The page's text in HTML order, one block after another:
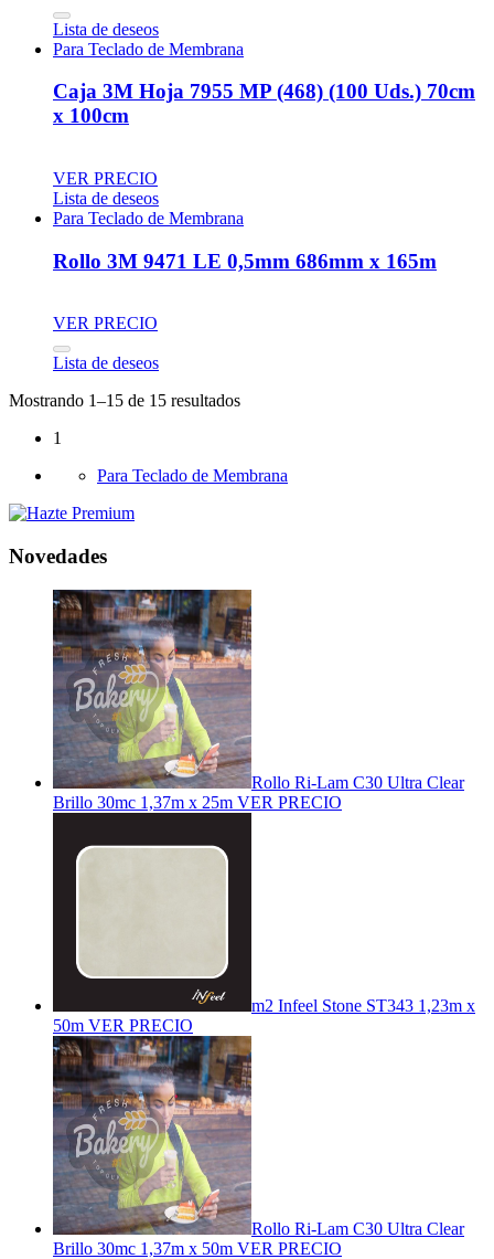
Lista de deseos
Para Teclado de Membrana
Caja 3M Hoja 7955 MP (468) (100 Uds.) 70cm
x 100cm
VER PRECIO
Lista de deseos
Para Teclado de Membrana
Rollo 3M 9471 LE 0,5mm 686mm x 165m
VER PRECIO
Lista de deseos
Mostrando 1–15 de 15 resultados
1
Para Teclado de Membrana
Novedades
Rollo Ri-Lam C30 Ultra Clear
Brillo 30mc 1,37m x 25m VER PRECIO
m2 Infeel Stone ST343 1,23m x
50m VER PRECIO
Rollo Ri-Lam C30 Ultra Clear
Brillo 30mc 1,37m x 50m VER PRECIO